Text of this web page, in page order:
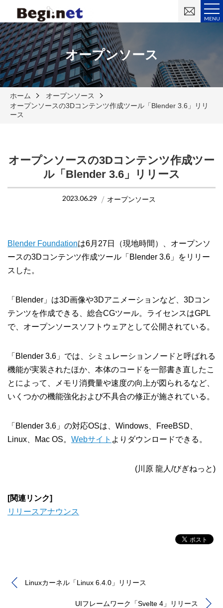
MENU
い
オープンソース
ホーム
オープンソース
オープンソースの3Dコンテンツ作成ツール「Blender 3.6」リリ
ース
オープンソースの3Dコンテンツ作成ツー
ル「Blender 3.6」リリース
2023.06.29 オープンソース
Blender Foundationは6月27日（現地時間）、オープンソ
ースの3Dコンテンツ作成ツール「Blender 3.6」をリリー
スした。
「Blender」は3D画像や3Dアニメーションなど、3Dコン
テンツを作成できる、総合CGツール。ライセンスはGPL
で、オープンソースソフトウェアとして公開されている。
「Blender 3.6」では、シミュレーションノードと呼ばれる
機能が実装されたほか、本体のコードを一部書き直したこ
とによって、メモリ消費量や速度の向上が図られるなど、
いくつかの機能強化および不具合の修正が施されている。
「Blender 3.6」の対応OSは、Windows、FreeBSD、
Linux、Mac OS。 Webサイト よりダウンロードできる。
(川原 龍人/びぎねっと)
[関連リンク]
リリースアナウンス
Linuxカーネル「Linux 6.4.0」リリース
UIフレームワーク「Svelte 4」リリース